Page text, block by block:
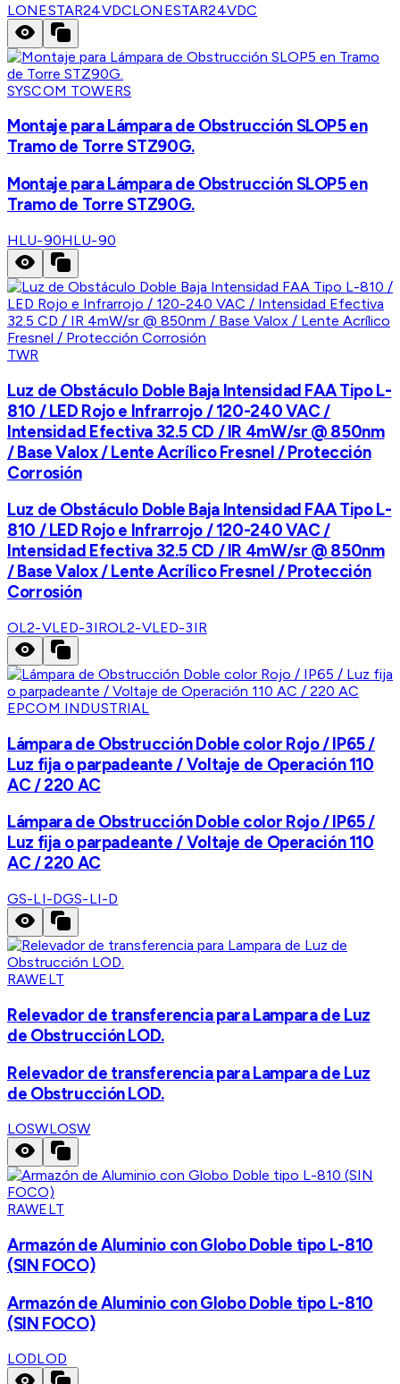
LONESTAR24VDCLONESTAR24VDC
SYSCOM TOWERS
Montaje para Lámpara de Obstrucción SLOP5 en
Tramo de Torre STZ90G.
Montaje para Lámpara de Obstrucción SLOP5 en
Tramo de Torre STZ90G.
HLU-90HLU-90
TWR
Luz de Obstáculo Doble Baja Intensidad FAA Tipo L-
810 / LED Rojo e Infrarrojo / 120-240 VAC /
Intensidad Efectiva 32.5 CD / IR 4mW/sr @ 850nm
/ Base Valox / Lente Acrílico Fresnel / Protección
Corrosión
Luz de Obstáculo Doble Baja Intensidad FAA Tipo L-
810 / LED Rojo e Infrarrojo / 120-240 VAC /
Intensidad Efectiva 32.5 CD / IR 4mW/sr @ 850nm
/ Base Valox / Lente Acrílico Fresnel / Protección
Corrosión
OL2-VLED-3IROL2-VLED-3IR
EPCOM INDUSTRIAL
Lámpara de Obstrucción Doble color Rojo / IP65 /
Luz fija o parpadeante / Voltaje de Operación 110
AC / 220 AC
Lámpara de Obstrucción Doble color Rojo / IP65 /
Luz fija o parpadeante / Voltaje de Operación 110
AC / 220 AC
GS-LI-DGS-LI-D
RAWELT
Relevador de transferencia para Lampara de Luz
de Obstrucción LOD.
Relevador de transferencia para Lampara de Luz
de Obstrucción LOD.
LOSWLOSW
RAWELT
Armazón de Aluminio con Globo Doble tipo L-810
(SIN FOCO)
Armazón de Aluminio con Globo Doble tipo L-810
(SIN FOCO)
LODLOD